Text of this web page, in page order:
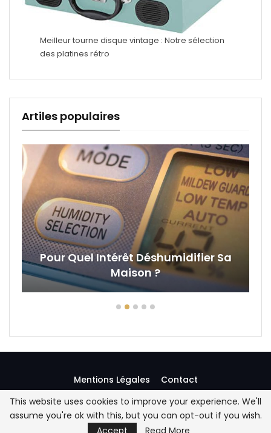
Meilleur tourne disque vintage : Notre sélection
des platines rétro
Artiles populaires
Pour Quel Intérêt Déshumidifier Sa
Maison ?
Mentions Légales Contact
© 2026 - Chez Lucas - Tous droits réservés
This website uses cookies to improve your experience. We'll
assume you're ok with this, but you can opt-out if you wish.
Accept
Read More